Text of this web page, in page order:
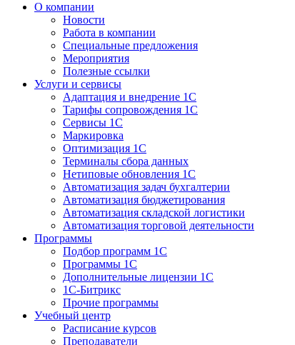
О компании
Новости
Работа в компании
Специальные предложения
Мероприятия
Полезные ссылки
Услуги и сервисы
Адаптация и внедрение 1С
Тарифы сопровождения 1С
Сервисы 1С
Маркировка
Оптимизация 1С
Терминалы сбора данных
Нетиповые обновления 1С
Автоматизация задач бухгалтерии
Автоматизация бюджетирования
Автоматизация складской логистики
Автоматизация торговой деятельности
Программы
Подбор программ 1С
Программы 1С
Дополнительные лицензии 1С
1С-Битрикс
Прочие программы
Учебный центр
Расписание курсов
Преподаватели